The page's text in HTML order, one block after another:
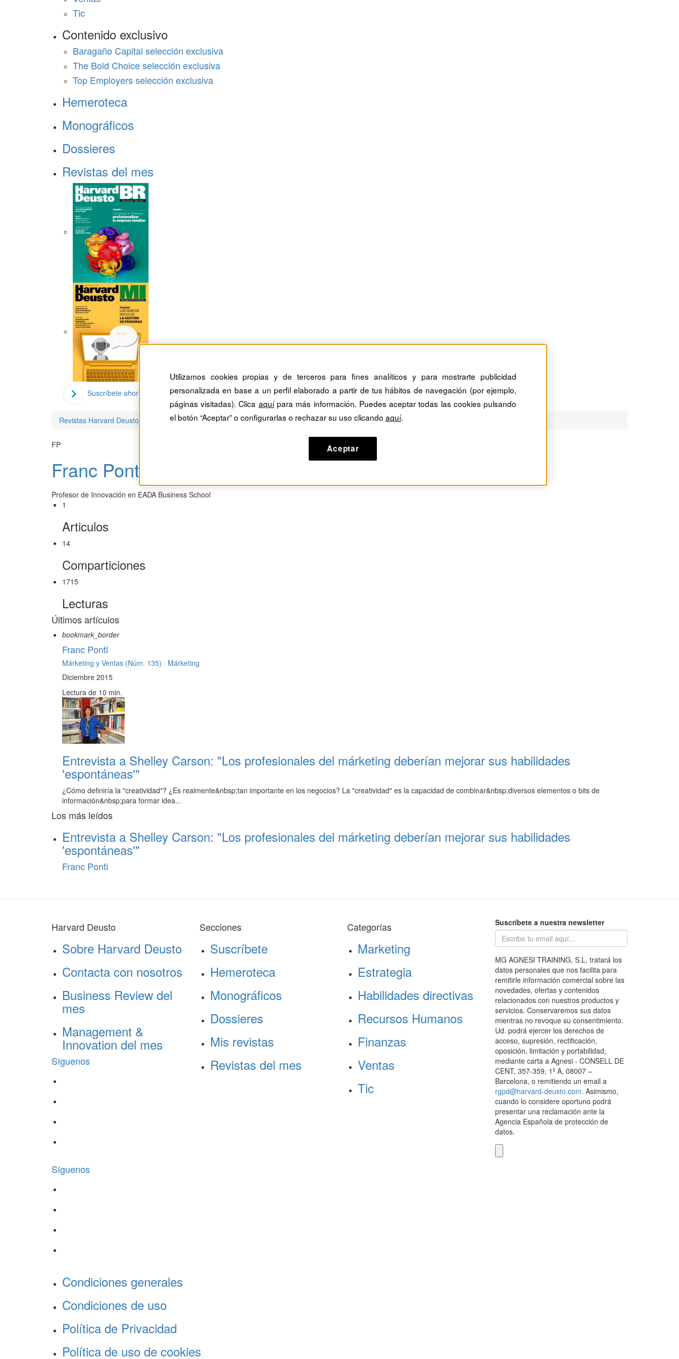
Tic
Contenido exclusivo
Baragaño Capital selección exclusiva
The Bold Choice selección exclusiva
Top Employers selección exclusiva
Hemeroteca
Monográficos
Dossieres
Revistas del mes
Suscríbete ahora
Revistas Harvard Deusto Franc Ponti
FP
Franc Ponti
Profesor de Innovación en EADA Business School
1
Articulos
14
Comparticiones
1715
Lecturas
Últimos artículos
bookmark_border
Franc Ponti
Márketing y Ventas (Núm. 135) · Márketing
Diciembre 2015
Lectura de 10 min.
Entrevista a Shelley Carson: "Los profesionales del márketing deberían mejorar sus habilidades
'espontáneas'"
¿Cómo definiría la "creatividad"? ¿Es realmente&nbsp;tan importante en los negocios? La "creatividad" es la capacidad de combinar&nbsp;diversos elementos o bits de
información&nbsp;para formar idea...
Los más leídos
Entrevista a Shelley Carson: "Los profesionales del márketing deberían mejorar sus habilidades
'espontáneas'"
Franc Ponti
Harvard Deusto
Sobre Harvard Deusto
Contacta con nosotros
Business Review del
mes
Management &
Innovation del mes
Síguenos
Secciones
Suscríbete
Hemeroteca
Monográficos
Dossieres
Mis revistas
Revistas del mes
Categorías
Marketing
Estrategia
Habilidades directivas
Recursos Humanos
Finanzas
Ventas
Tic
Suscríbete a nuestra newsletter
MG AGNESI TRAINING, S.L. tratará los
datos personales que nos facilita para
remitirle información comercial sobre las
novedades, ofertas y contenidos
relacionados con nuestros productos y
servicios. Conservaremos sus datos
mientras no revoque su consentimiento.
Ud. podrá ejercer los derechos de
acceso, supresión, rectificación,
oposición, limitación y portabilidad,
mediante carta a Agnesi - CONSELL DE
CENT, 357-359, 1º A, 08007 –
Barcelona, o remitiendo un email a
rgpd@harvard-deusto.com. Asimismo,
cuando lo considere oportuno podrá
presentar una reclamación ante la
Agencia Española de protección de
datos.
Síguenos
Condiciones generales
Condiciones de uso
Política de Privacidad
Política de uso de cookies
Utilizamos cookies propias y de terceros para fines analíticos y para mostrarte publicidad
personalizada en base a un perfil elaborado a partir de tus hábitos de navegación (por ejemplo,
páginas visitadas). Clica aquípara más información. Puedes aceptar todas las cookies pulsando
el botón “Aceptar” o configurarlas o rechazar su uso clicando aquí.
Aceptar